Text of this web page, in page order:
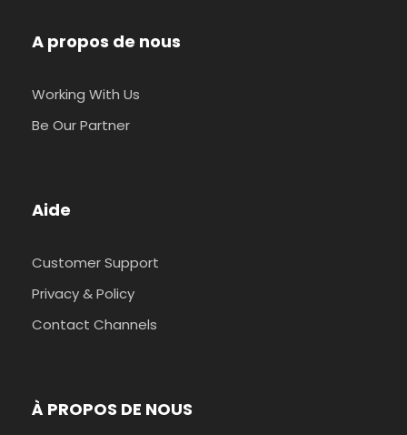
A propos de nous
Working With Us
Be Our Partner
Aide
Customer Support
Privacy & Policy
Contact Channels
À PROPOS DE NOUS